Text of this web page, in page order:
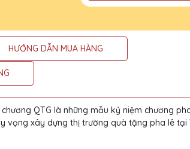
HƯỚNG DẪN MUA HÀNG
QTG là những mẫu kỷ niệm chương
vọng xây dựng thị trường quà tặng pha lê tại